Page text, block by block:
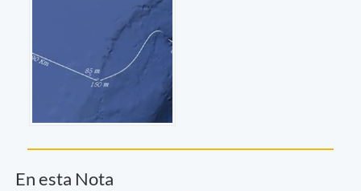
En esta Nota